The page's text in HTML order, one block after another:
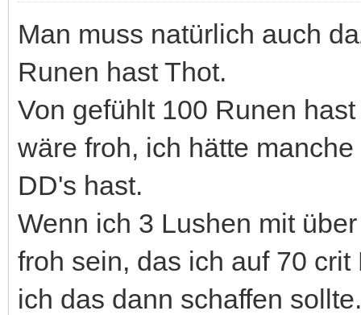
Man muss natürlich auch
Runen hast Thot.
Von gefühlt 100 Runen
wäre froh, ich hätte
DD's hast.
Wenn ich 3 Lushen mit
froh sein, das ich auf 70
ich das dann schaffen sollte.